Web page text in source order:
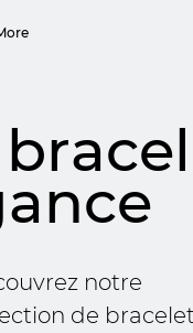
notre
de